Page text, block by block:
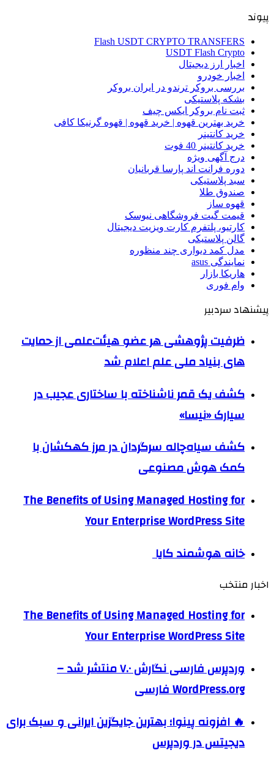
پیوند
Flash USDT CRYPTO TRANSFERS
USDT Flash Crypto
اخبار ارز دیجیتال
اخبار خودرو
بررسی بروکر ترندو در ایران بروکر
بشکه پلاستیکی
ثبت نام بروکر ایکس چیف
خرید بهترین قهوه | خرید قهوه | قهوه گرنیکا کافی
خرید کانتینر
خرید کانتینر 40 فوت
درج آگهی ویژه
دوره فرانت اند پارسا قربانیان
سبد پلاستیکی
صندوق طلا
قهوه ساز
قیمت گیت فروشگاهی نیوسک
کارتیو، پلتفرم کارت ویزیت دیجیتال
گالن پلاستیکی
مدل کمد دیواری چند منظوره
نمایندگی asus
هاریکا بازار
وام فوری
پیشنهاد سردبیر
ظرفیت پژوهشی هر عضو هیئت‌علمی از حمایت
های بنیاد ملی علم اعلام شد
کشف یک قمر ناشناخته با ساختاری عجیب در
سیارک «نیسا»
کشف سیاه‌چاله سرگردان در مرز کهکشان با
کمک هوش مصنوعی
The Benefits of Using Managed Hosting for
Your Enterprise WordPress Site
خانه هوشمند کایا
اخبار منتخب
The Benefits of Using Managed Hosting for
Your Enterprise WordPress Site
وردپرس فارسی نگارش ۷.۰ منتشر شد –
WordPress.org فارسی
🔥 افزونه پینوا؛ بهترین جایگزین ایرانی و سبک برای
دیجیتس در وردپرس